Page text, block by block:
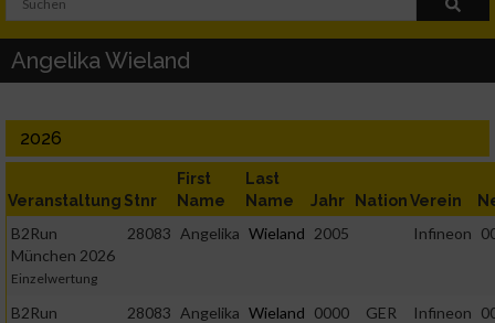
Angelika Wieland
2026
Veranstaltung Stnr
First
Name
Last
Name
Jahr NationVerein
B2Run
München 2026
Einzelwertung
28083 Angelika Wieland 2005 Infineon
B2Run
28083 Angelika Wieland 0000 GER Infineon